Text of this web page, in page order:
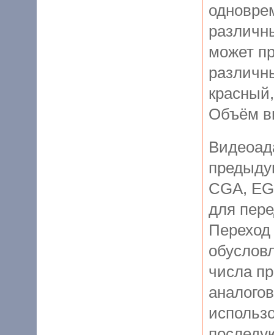
может
Объём
CGA,
для
числа